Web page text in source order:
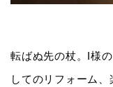
転ばぬ先の杖。I様
してのリフォーム